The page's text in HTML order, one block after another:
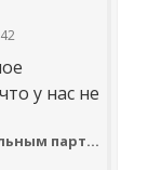
у нас не
Сбербанк выступит генеральным партнером онлайн-шествия «Бессмертный полк»